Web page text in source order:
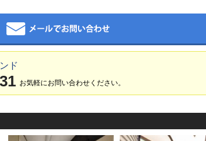
ド
お気軽にお問い合わせください。